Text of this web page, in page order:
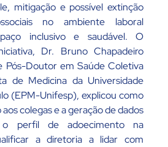
mitigação e possível extinção
no ambiente laboral
inclusivo e saudável. O
Dr. Bruno Chapadeiro
Pós-Doutor em Saúde Coletiva
de Medicina da Universidade
(EPM-Unifesp), explicou como
colegas e a geração de dados
o perfil de adoecimento na
a diretoria a lidar com